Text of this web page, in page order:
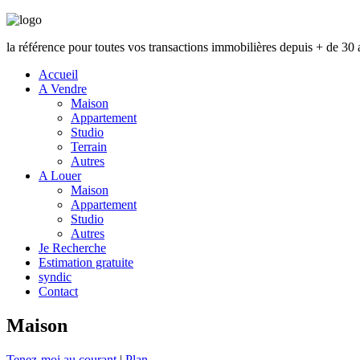
la référence pour toutes vos transactions immobilières depuis + de 30
Accueil
A Vendre
Maison
Appartement
Studio
Terrain
Autres
A Louer
Maison
Appartement
Studio
Autres
Je Recherche
Estimation gratuite
syndic
Contact
Maison